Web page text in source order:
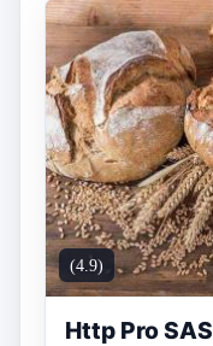
(4.9)
Http Pro SAS